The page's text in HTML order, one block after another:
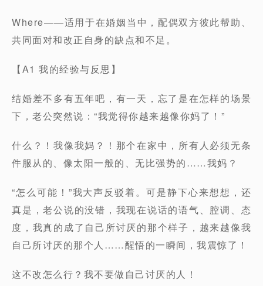
Where——适用于在婚姻当中，配偶双方彼此帮助、
共同面对和改正自身的缺点和不足。
【A1 我的经验与反思】
结婚差不多有五年吧，有一天，忘了是在怎样的场景
下，老公突然说：“我觉得你越来越像你妈了！”
什么？！我像我妈？！那个在家中，所有人必须无条
件服从的、像太阳一般的、无比强势的……我妈？
“怎么可能！”我大声反驳着。可是静下心来想想，还
真是，老公说的没错，我现在说话的语气、腔调、态
度，我真的成了自己所讨厌的那个样子，越来越像我
自己所讨厌的那个人……醒悟的一瞬间，我震惊了！
这不改怎么行？我不要做自己讨厌的人！